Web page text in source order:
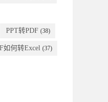
PPT转PDF (38)
如何转Excel (37)